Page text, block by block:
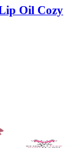
Oil Cozy